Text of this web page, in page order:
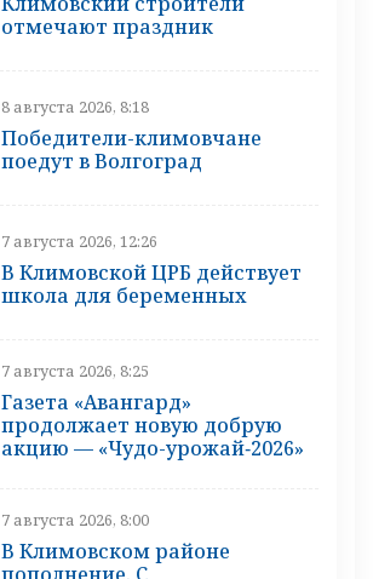
отмечают праздник
8 августа 2026, 8:18
Победители-климовчане
поедут в Волгоград
7 августа 2026, 12:26
В Климовской ЦРБ действует
школа для беременных
7 августа 2026, 8:25
Газета «Авангард»
продолжает новую добрую
акцию — «Чудо-урожай‑2026»
7 августа 2026, 8:00
В Климовском районе